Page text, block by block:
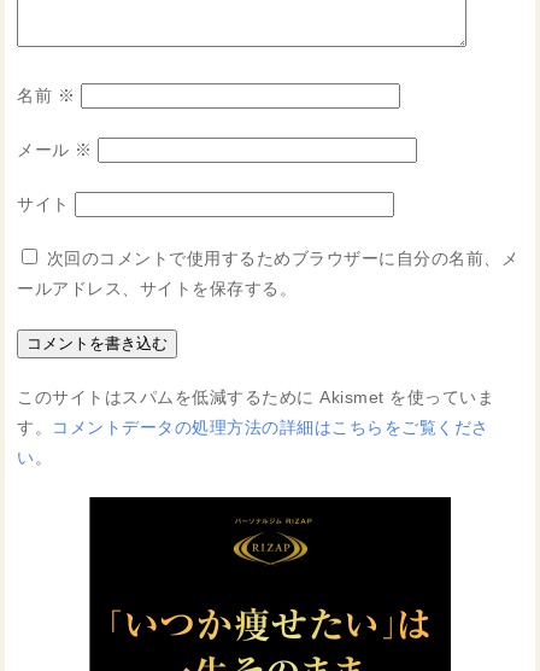
名前 ※
メール ※
サイト
次回のコメントで使用するためブラウザーに自分の名前、メ
ールアドレス、サイトを保存する。
このサイトはスパムを低減するために Akismet を使っていま
す。 コメントデータの処理方法の詳細はこちらをご覧くださ
い。